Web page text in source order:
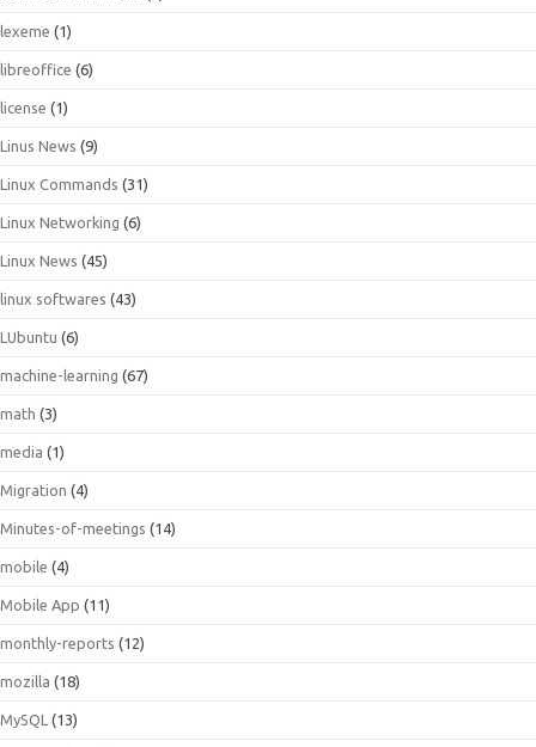
lexeme (1)
libreoffice (6)
license (1)
Linus News (9)
Linux Commands (31)
Linux Networking (6)
Linux News (45)
linux softwares (43)
LUbuntu (6)
machine-learning (67)
math (3)
media (1)
Migration (4)
Minutes-of-meetings (14)
mobile (4)
Mobile App (11)
monthly-reports (12)
mozilla (18)
MySQL (13)